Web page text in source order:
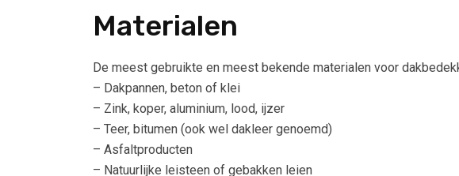
Materialen
De meest gebruikte en meest bekende materialen voor
– Dakpannen, beton of klei
– Zink, koper, aluminium, lood, ijzer
– Teer, bitumen (ook wel dakleer genoemd)
– Asfaltproducten
– Natuurlijke leisteen of gebakken leien